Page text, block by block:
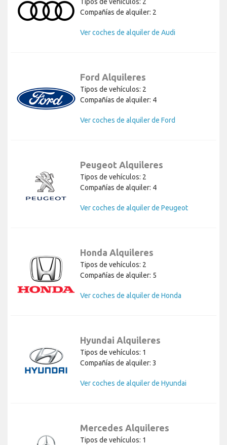
Compañías de alquiler: 2
Ver coches de alquiler de Audi
Ford Alquileres
Tipos de vehículos: 2
Compañías de alquiler: 4
Ver coches de alquiler de Ford
Peugeot Alquileres
Tipos de vehículos: 2
Compañías de alquiler: 4
Ver coches de alquiler de Peugeot
Honda Alquileres
Tipos de vehículos: 2
Compañías de alquiler: 5
Ver coches de alquiler de Honda
Hyundai Alquileres
Tipos de vehículos: 1
Compañías de alquiler: 3
Ver coches de alquiler de Hyundai
Mercedes Alquileres
Tipos de vehículos: 1